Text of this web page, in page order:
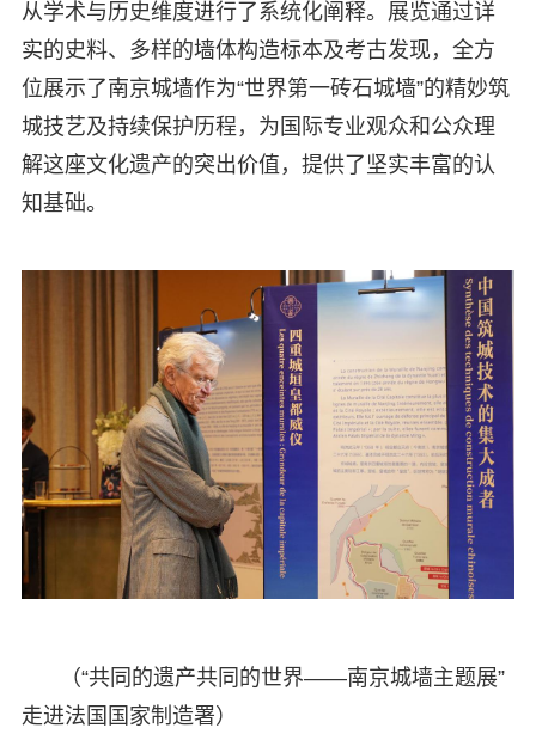
从学术与历史维度进行了系统化阐释。展览通过详
实的史料、多样的墙体构造标本及考古发现，全方
位展示了南京城墙作为“世界第一砖石城墙”的精妙筑
城技艺及持续保护历程，为国际专业观众和公众理
解这座文化遗产的突出价值，提供了坚实丰富的认
知基础。
（“共同的遗产共同的世界——南京城墙主题展”
走进法国国家制造署）